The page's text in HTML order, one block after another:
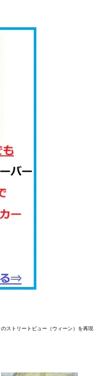
ストリートビュー（ウィーン）を再現し